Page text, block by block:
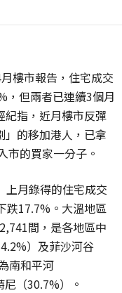
樓市報告，住宅成交
，但兩者已連續3個月
紀指，近月樓市反彈
的移加港人，已拿
市的買家一分子。
上月錄得的住宅成交
跌17.7%。大溫地區
間，是各地區中
）及菲沙河谷
南和平河
尼（30.7%）。